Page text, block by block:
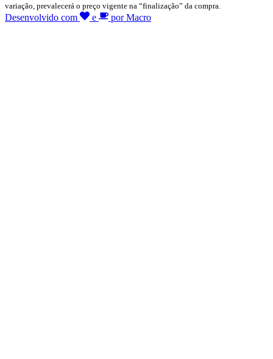
variação, prevalecerá o preço vigente na “finalização” da compra.
Desenvolvido com e por Macro